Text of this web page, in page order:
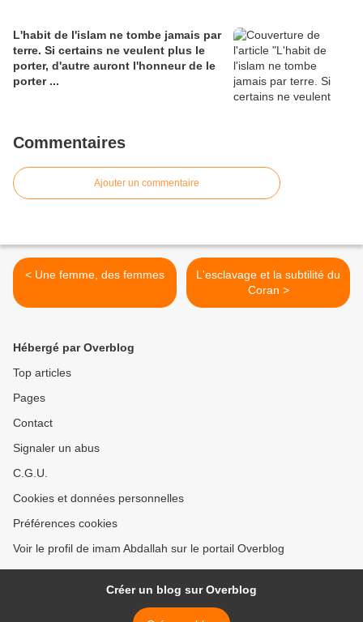
L'habit de l'islam ne tombe jamais par
terre. Si certains ne veulent plus le
porter, d'autre auront l'honneur de le
porter ...
Commentaires
Ajouter un commentaire
< Une femme, des femmes
L'esclavage et la subtilité du
Coran >
Hébergé par Overblog
Top articles
Pages
Contact
Signaler un abus
C.G.U.
Cookies et données personnelles
Préférences cookies
Voir le profil de imam Abdallah sur le portail Overblog
Créer un blog sur Overblog